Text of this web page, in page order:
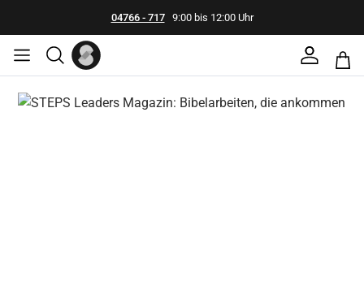
04766 - 7179:00 bis 12:00 Uhr
Bildergalerie überspringen